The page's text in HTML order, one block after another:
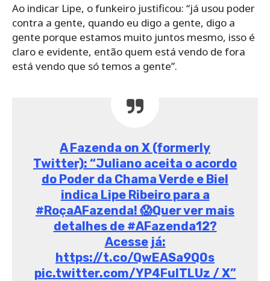
Ao indicar Lipe, o funkeiro justificou: “já usou poder
contra a gente, quando eu digo a gente, digo a
gente porque estamos muito juntos mesmo, isso é
claro e evidente, então quem está vendo de fora
está vendo que só temos a gente”.
A Fazenda on X (formerly
Twitter): “Juliano aceita o acordo
do Poder da Chama Verde e Biel
indica Lipe Ribeiro para a
#RoçaAFazenda! 😱Quer ver mais
detalhes de #AFazenda12?
Acesse já:
https://t.co/QwEASa9Q0s
pic.twitter.com/YP4FuITLUz / X”